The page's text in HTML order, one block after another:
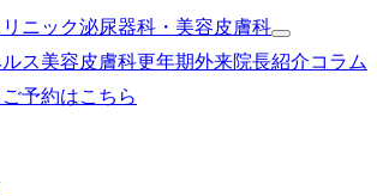
ニック泌尿器科・美容皮膚科
ス美容皮膚科更年期外来院長紹介コラム
ご予約はこちら